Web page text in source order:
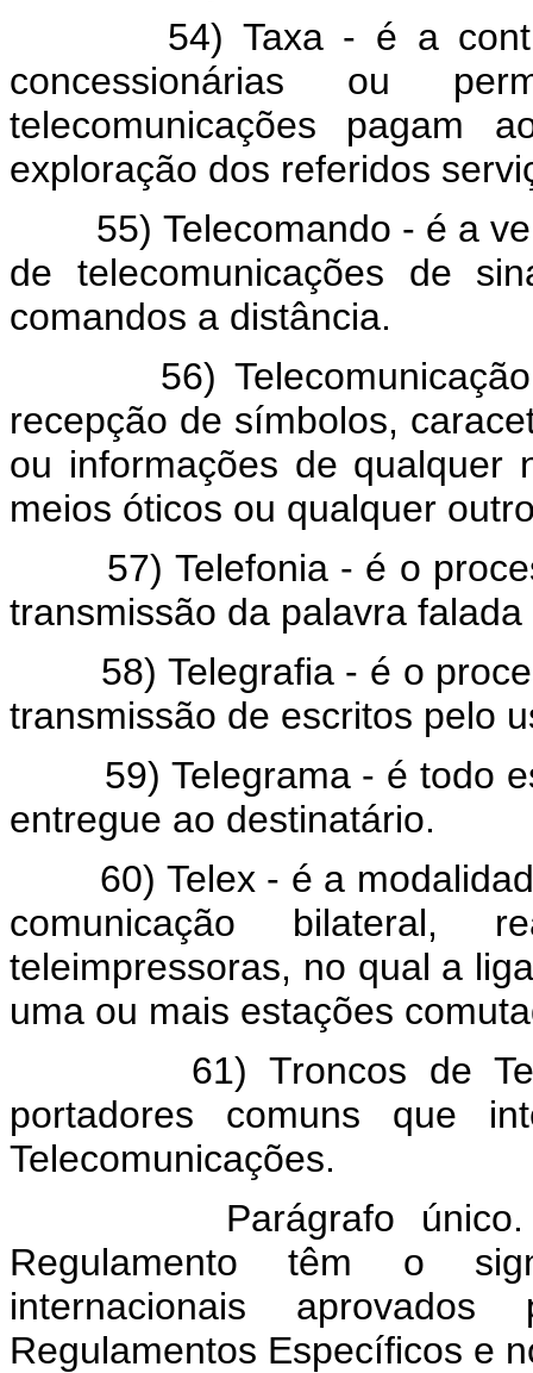
54) Taxa - é a
concessionárias ou
telecomunicações pagam
exploração dos referidos
55) Telecomando - é a
de telecomunicações de
comandos a distância.
56) Telecomunicação -
recepção de símbolos,
ou informações de qualquer
meios óticos ou qualquer
57) Telefonia - é o
transmissão da palavra
58) Telegrafia - é o
transmissão de escritos pelo
59) Telegrama - é todo
entregue ao destinatário.
60) Telex - é a
comunicação bilateral,
teleimpressoras, no qual a
uma ou mais estações
61) Troncos de
portadores comuns que
Telecomunicações.
Parágrafo único. Os
Regulamento têm o
internacionais
Regulamentos Específicos e